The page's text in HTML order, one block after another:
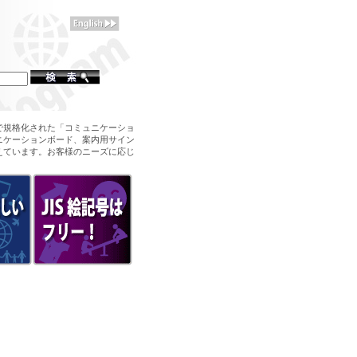
格化された「コミュニケーショ
ーションボード、案内用サイン
います。お客様のニーズに応じ